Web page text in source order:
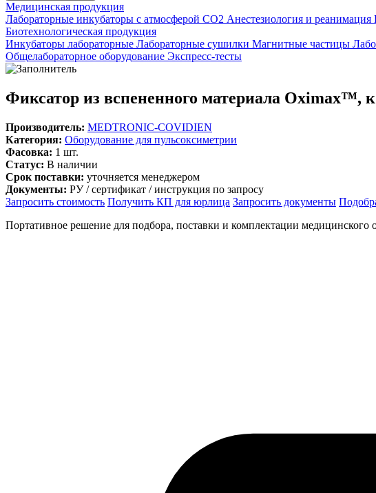
Медицинская продукция
Лабораторные инкубаторы с атмосферой CO2 Анестезиология и реанимация
Биотехнологическая продукция
Инкубаторы лабораторные Лабораторные сушилки Магнитные частицы
Общелабораторное оборудование Экспресс-тесты
Фиксатор из вспененного материала Oximax™,
Производитель: MEDTRONIC-COVIDIEN
Категория: Оборудование для пульсоксиметрии
Фасовка: 1 шт.
Статус: В наличии
Срок поставки: уточняется менеджером
Документы: РУ / сертификат / инструкция по запросу
Запросить стоимость Получить КП для юрлица Запросить документы
Портативное решение для подбора, поставки и комплектации медицинского